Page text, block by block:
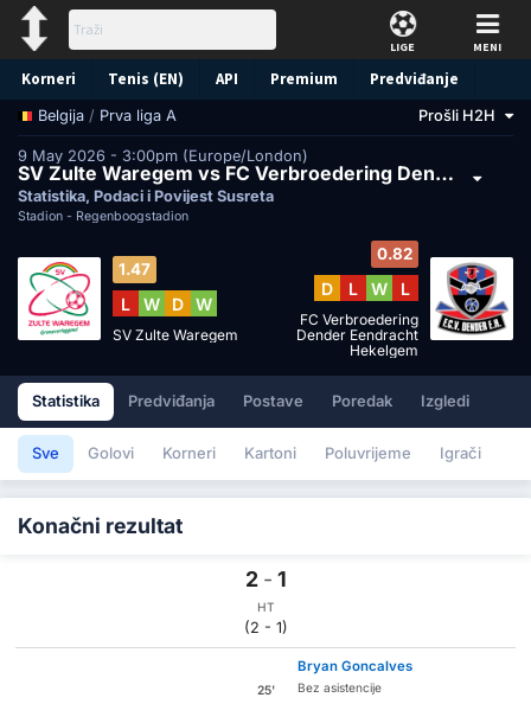
LIGE MENI
Korneri Tenis (EN) API Premium Predviđanje
Belgija / Prva liga A Prošli H2H
9 May 2026 - 3:00pm (Europe/London)
SV Zulte Waregem vs FC Verbroedering Dender Eendracht Hekelgem
Statistika, Podaci i Povijest Susreta
Stadion - Regenboogstadion
1.47
L W D W
SV Zulte Waregem
0.82
D L W L
FC Verbroedering
Dender Eendracht
Hekelgem
Statistika Predviđanja Postave Poredak Izgledi
Sve Golovi Korneri Kartoni Poluvrijeme Igrači
Konačni rezultat
2 - 1
HT
(2 - 1)
25'
Bryan Goncalves
Bez asistencije